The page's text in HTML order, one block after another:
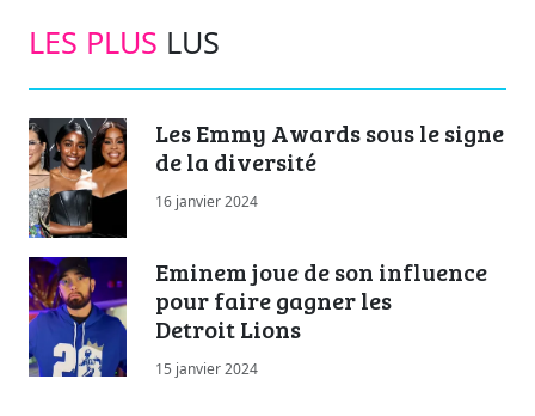
LES PLUS LUS
Les Emmy Awards sous le signe
de la diversité
16 janvier 2024
Eminem joue de son influence
pour faire gagner les
Detroit Lions
15 janvier 2024